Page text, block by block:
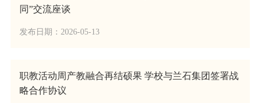
同”交流座谈
发布日期：2026-05-13
职教活动周产教融合再结硕果 学校与兰石集团签署战
略合作协议